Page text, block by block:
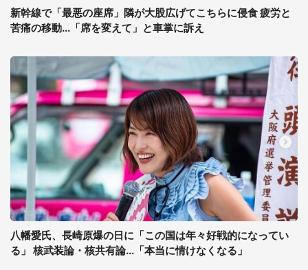
新幹線で「最悪の座席」隣が大股広げてこちらに侵食 疲労と
苦痛の移動...「席を変えて」と車掌に訴え
八幡愛氏、長崎原爆の日に「この国は年々好戦的になってい
る」 核武装論・核共有論...「本当に情けなくなる」